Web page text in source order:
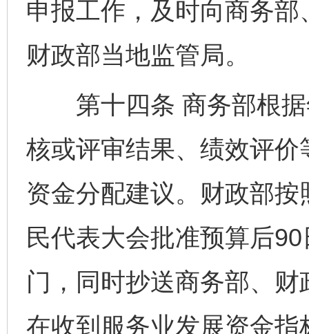
申报工作，及时向商务
财政部当地监管局。
第十四条 商务部根据
核或评审结果、绩效评
资金分配建议。财政部
民代表大会批准预算后
门，同时抄送商务部、
在收到服务业发展资金